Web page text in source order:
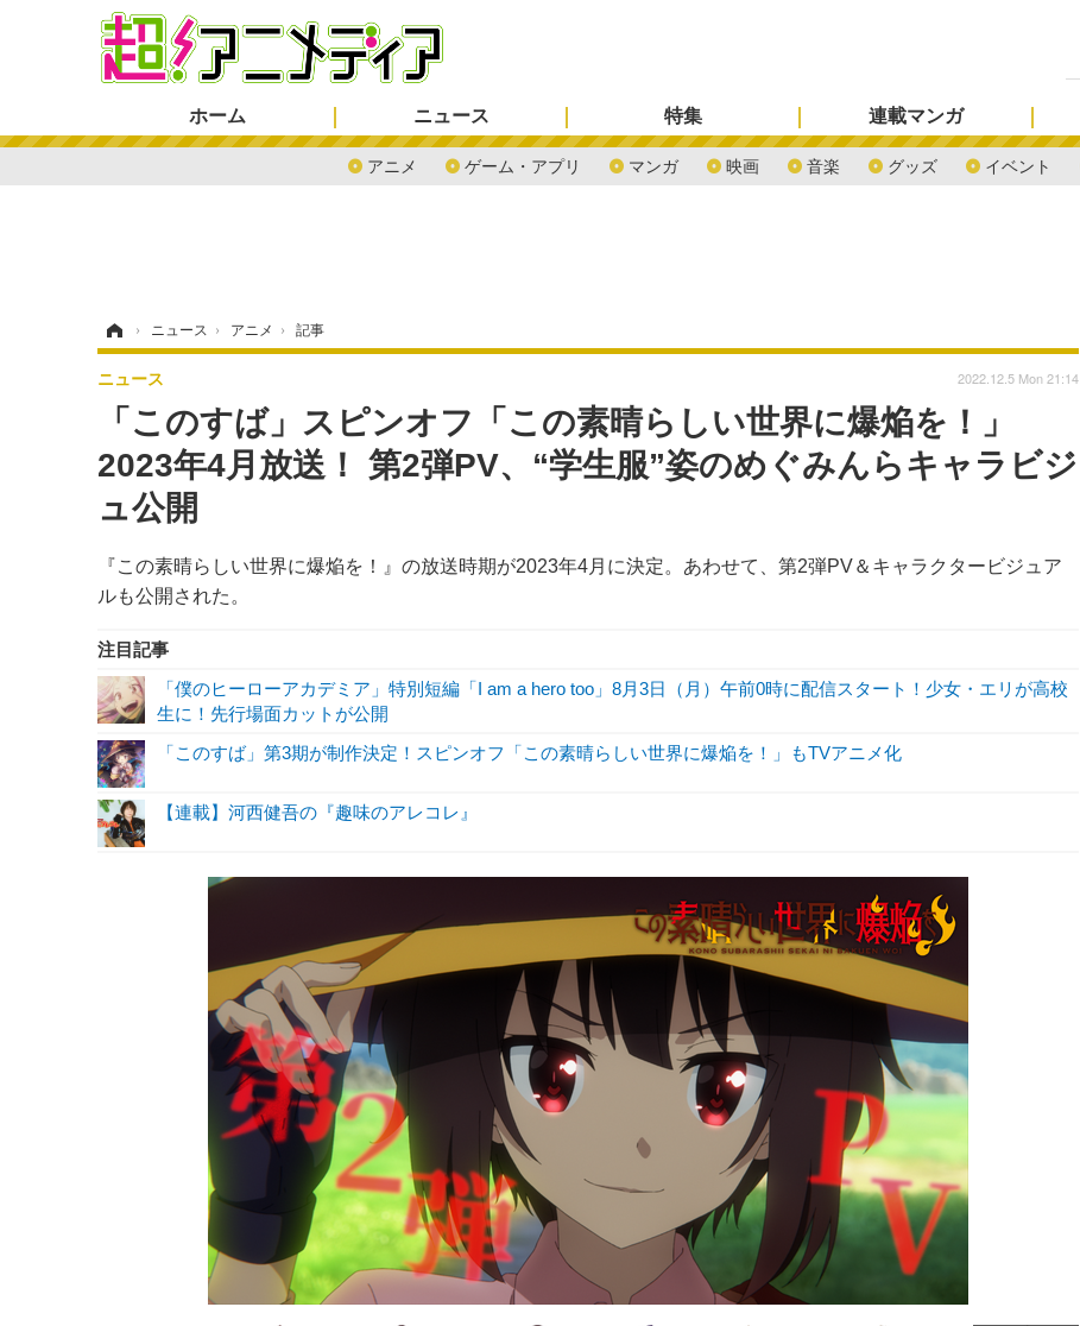
ホーム ニュース
アニメ ゲーム・アプリ マンガ 映画 音楽 グッズ イベント
特集 連載マンガ
› ニュース › アニメ › 記事
「このすば」スピンオフ「この素晴らしい世界に爆焔を！」
2023年4月放送！ 第2弾PV、“学生服”姿のめぐみんらキャラビジ
ュ公開
『この素晴らしい世界に爆焔を！』の放送時期が2023年4月に決定。あわせて、第2弾PV＆キャラクタービジュア
ルも公開された。
ニュース 2022.12.5 Mon 21:14
注目記事
「僕のヒーローアカデミア」特別短編「I am a hero too」8月3日（月）午前0時に配信スタート！少女・エリが高校
生に！先行場面カットが公開
「このすば」第3期が制作決定！スピンオフ「この素晴らしい世界に爆焔を！」もTVアニメ化
【連載】河西健吾の『趣味のアレコレ』